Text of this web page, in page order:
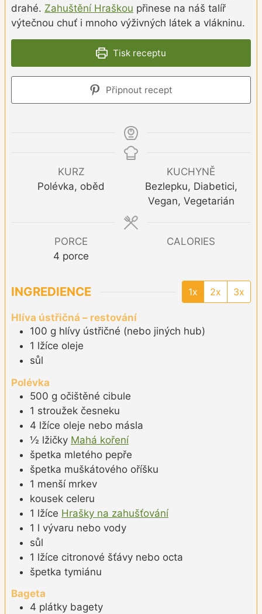
drahé. Zahuštění Hraškou přinese na náš talíř
výtečnou chuť i mnoho výživných látek a vlákninu.
Tisk receptu
Připnout recept
KURZ
Polévka, oběd
KUCHYNĚ
Bezlepku, Diabetici,
Vegan, Vegetarián
PORCE
4 porce
CALORIES
INGREDIENCE 1x 2x 3x
Hlíva ústřičná – restování
100 g hlívy ústřičné (nebo jiných hub)
1 lžíce oleje
sůl
Polévka
500 g očištěné cibule
1 stroužek česneku
4 lžíce oleje nebo másla
½ lžičky Mahá koření
špetka mletého pepře
špetka muškátového oříšku
1 menší mrkev
kousek celeru
1 lžíce Hrašky na zahušťování
1 l vývaru nebo vody
sůl
1 lžíce citronové šťávy nebo octa
špetka tymiánu
Bageta
4 plátky bagety